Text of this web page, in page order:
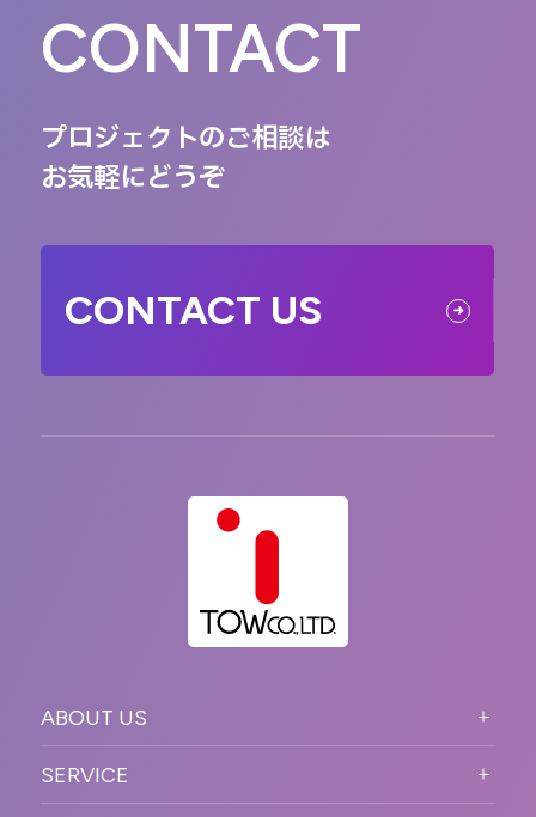
CONTACT
プロジェクトのご相談は
お気軽にどうぞ
CONTACT US
ABOUT US
PURPOSE
SERVICE